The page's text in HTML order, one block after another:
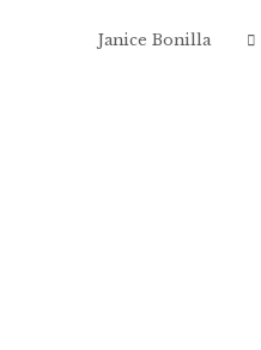
Janice Bonilla